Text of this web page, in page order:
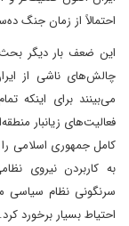
احتمالاً از زمان جنگ
این ضعف بار دیگر بحث
چالش‌های ناشی از
می‌بینند برای اینکه
فعالیت‌های زیانبار
کامل جمهوری اسلامی
به کاربردن نیروی
سرنگونی نظام سیاسی
احتیاط بسیار برخورد کرد.